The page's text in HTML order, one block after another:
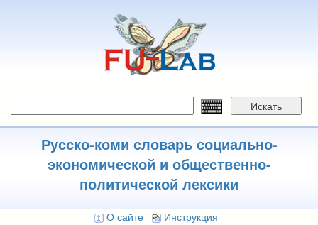
Искать
Русско-коми словарь социально-
экономической и общественно-
политической лексики
О сайте Инструкция